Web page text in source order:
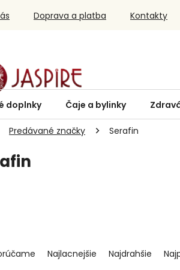
Doprava a platba Kontakty
doplnky Čaje a bylinky
Predávané značky Serafin
Najlacnejšie Najdrahšie